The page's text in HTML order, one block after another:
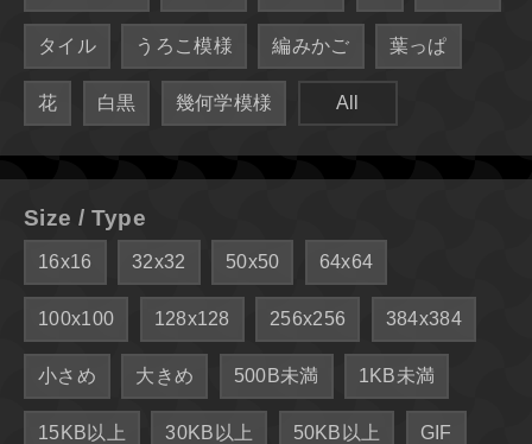
タイル うろこ模様 編みかご 葉っぱ
花 白黒 幾何学模様 All
Size / Type
16x16 32x32 50x50 64x64
100x100 128x128 256x256 384x384
小さめ 大きめ 500B未満 1KB未満
15KB以上 30KB以上 50KB以上 GIF